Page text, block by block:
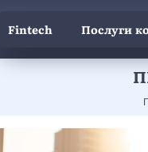
Fintech Послуги